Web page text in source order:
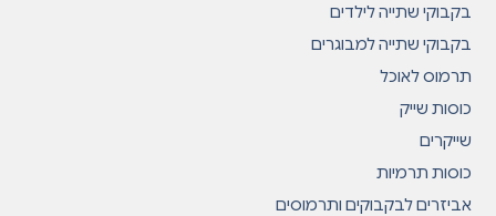
בקבוקי שתייה לילדים
בקבוקי שתייה למבוגרים
תרמוס לאוכל
כוסות שייק
שייקרים
כוסות תרמיות
אביזרים לבקבוקים ותרמוסים